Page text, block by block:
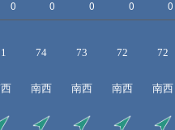
74 73 72 72
南西 南西 南西 南西